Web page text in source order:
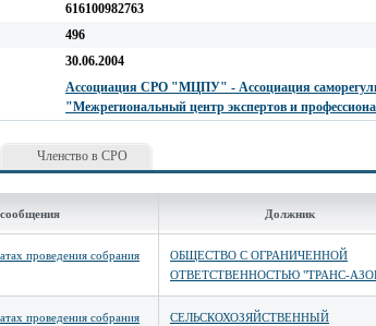
616100982763
496
30.06.2004
Ассоциация СРО "МЦПУ" - Ассоциация
"Межрегиональный центр экспертов и
Членство в СРО
Должник
проведения собрания
ОБЩЕСТВО С ОГРАНИЧЕННОЙ
ОТВЕТСТВЕННОСТЬЮ "ТРАНС-
проведения собрания
СЕЛЬСКОХОЗЯЙСТВЕННЫЙ